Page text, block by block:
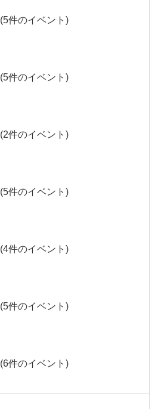
(5件のイベント)
(5件のイベント)
(2件のイベント)
(5件のイベント)
(4件のイベント)
(5件のイベント)
(6件のイベント)